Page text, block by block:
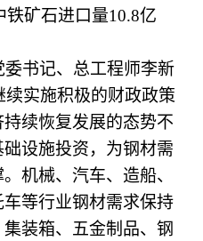
铁矿石进口量10.8亿
书记、总工程师李新
续实施积极的财政政策
续恢复发展的态势不
设施投资，为钢材需
机械、汽车、造船、
等行业钢材需求保持
装箱、五金制品、钢